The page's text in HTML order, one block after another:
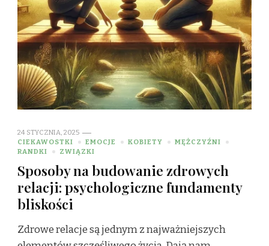
24 STYCZNIA, 2025
CIEKAWOSTKI
EMOCJE KOBIETY
MĘŻCZYŹNI
RANDKI
ZWIĄZKI
Sposoby na budowanie zdrowych
relacji: psychologiczne fundamenty
bliskości
Zdrowe relacje są jednym z najważniejszych